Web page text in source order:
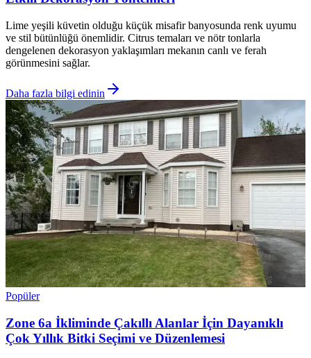
Lime yeşili küvetin olduğu küçük misafir banyosunda renk uyumu
ve stil bütünlüğü önemlidir. Citrus temaları ve nötr tonlarla
dengelenen dekorasyon yaklaşımları mekanın canlı ve ferah
görünmesini sağlar.
Daha fazla bilgi edinin
Popüler
Zone 6a İkliminde Çakıllı Alanlar İçin Dayanıklı
Çok Yıllık Bitki Seçimi ve Düzenlemesi